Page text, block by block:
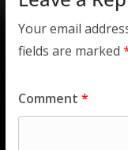
Your email
fields are marked
Comment *